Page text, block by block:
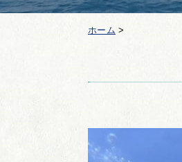
ホーム >